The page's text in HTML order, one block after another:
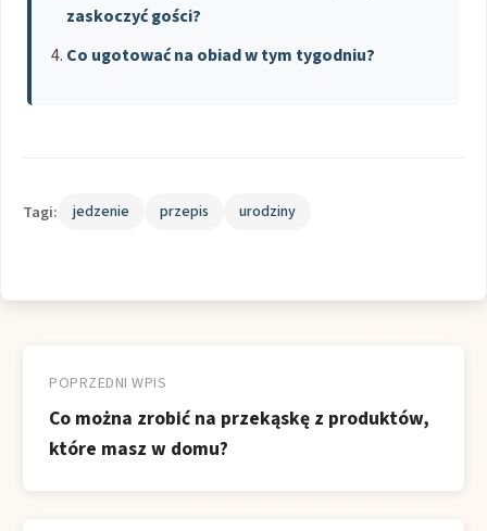
zaskoczyć gości?
Co ugotować na obiad w tym tygodniu?
Tagi: jedzenie przepis urodziny
wpisu
POPRZEDNI WPIS
Co można zrobić na przekąskę z produktów,
które masz w domu?